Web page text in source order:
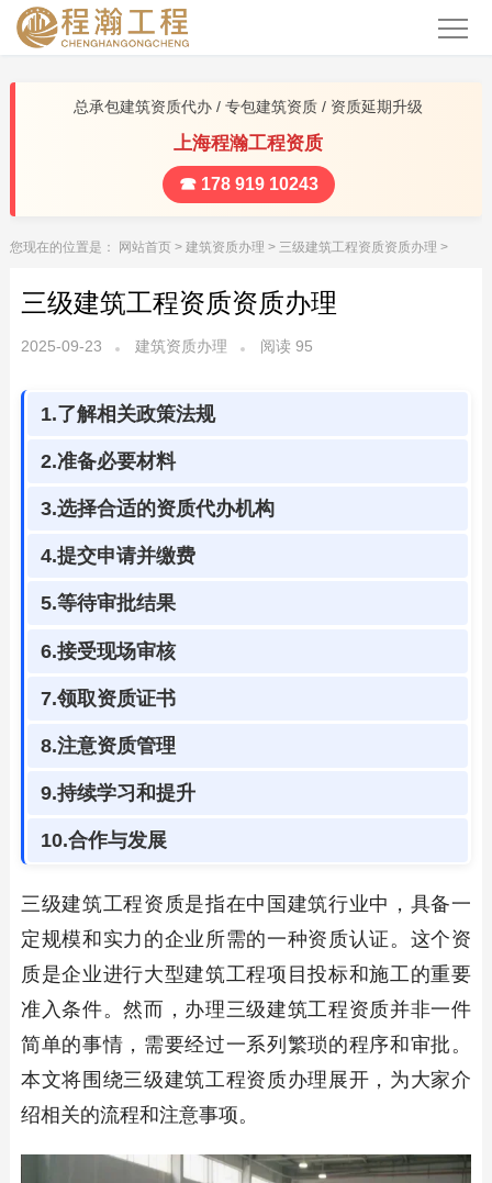
总承包建筑资质代办 / 专包建筑资质 / 资质延期升级
上海程瀚工程资质
☎ 178 919 10243
您现在的位置是： 网站首页> 建筑资质办理 > 三级建筑工程资质资质办理 >
三级建筑工程资质资质办理
2025-09-23 建筑资质办理 阅读 95
1.了解相关政策法规
2.准备必要材料
3.选择合适的资质代办机构
4.提交申请并缴费
5.等待审批结果
6.接受现场审核
7.领取资质证书
8.注意资质管理
9.持续学习和提升
10.合作与发展
三级建筑工程资质是指在中国建筑行业中，具备一
定规模和实力的企业所需的一种资质认证。这个资
质是企业进行大型建筑工程项目投标和施工的重要
准入条件。然而，办理三级建筑工程资质并非一件
简单的事情，需要经过一系列繁琐的程序和审批。
本文将围绕三级建筑工程资质办理展开，为大家介
绍相关的流程和注意事项。